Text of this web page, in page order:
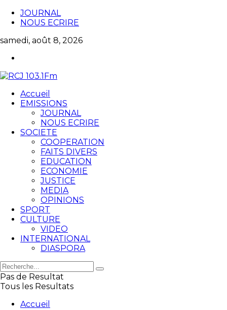
JOURNAL
NOUS ECRIRE
samedi, août 8, 2026
Accueil
EMISSIONS
JOURNAL
NOUS ECRIRE
SOCIETE
COOPERATION
FAITS DIVERS
EDUCATION
ECONOMIE
JUSTICE
MEDIA
OPINIONS
SPORT
CULTURE
VIDEO
INTERNATIONAL
DIASPORA
Pas de Resultat
Tous les Resultats
Accueil